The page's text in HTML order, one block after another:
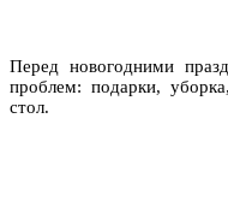
Перед новогодними
проблем: подарки,
стол.